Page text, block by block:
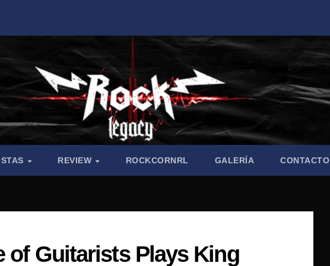
REVIEW ROCKCORNRL GALERÍA CONTACTO
of Guitarists Plays King